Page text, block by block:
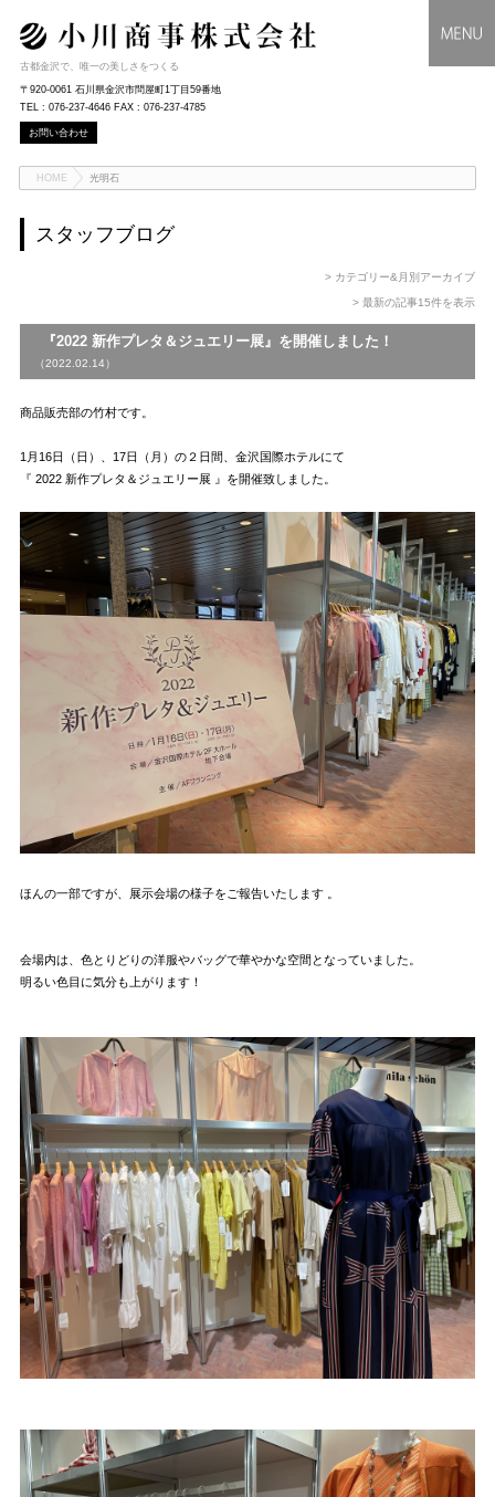
古都金沢で、唯一の美しさをつくる
〒920-0061 石川県金沢市問屋町1丁目59番地
TEL : 076-237-4646 FAX : 076-237-4785
お問い合わせ
HOME 光明石
スタッフブログ
> カテゴリー&月別アーカイブ
> 最新の記事15件を表示
『2022 新作プレタ＆ジュエリー展』を開催しました！
（2022.02.14）
商品販売部の竹村です。
1月16日（日）、17日（月）の２日間、金沢国際ホテルにて
『 2022 新作プレタ＆ジュエリー展 』を開催致しました。
ほんの一部ですが、展示会場の様子をご報告いたします 。
会場内は、色とりどりの洋服やバッグで華やかな空間となっていました。
明るい色目に気分も上がります！